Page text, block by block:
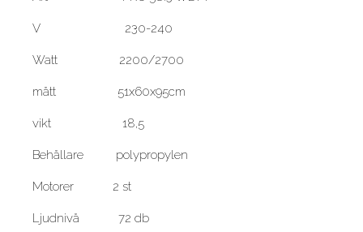
V 230-240
Watt 2200/2700
mått 51x60x95cm
vikt 18,5
Behållare polypropylen
Motorer 2 st
Ljudnivå 72 db